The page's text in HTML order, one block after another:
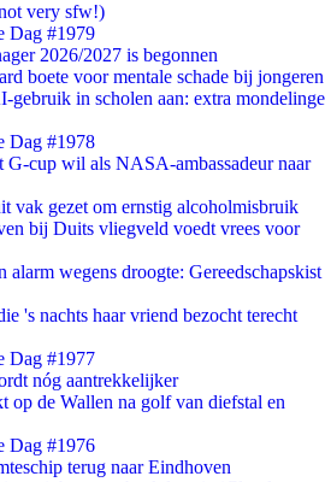
very sfw!)
Dag #1979
2026/2027 is begonnen
boete voor mentale schade bij jongeren
gebruik in scholen aan: extra mondelinge
Dag #1978
G-cup wil als NASA-ambassadeur naar
vak gezet om ernstig alcoholmisbruik
bij Duits vliegveld voedt vrees voor
alarm wegens droogte: Gereedschapskist
's nachts haar vriend bezocht terecht
Dag #1977
nóg aantrekkelijker
op de Wallen na golf van diefstal en
Dag #1976
terug naar Eindhoven